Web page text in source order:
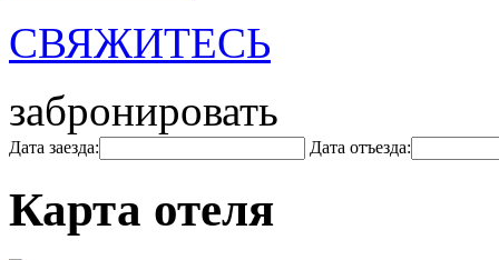
СВЯЖИТЕСЬ
забронировать
Дата заезда: Дата отъезда:
Карта отеля